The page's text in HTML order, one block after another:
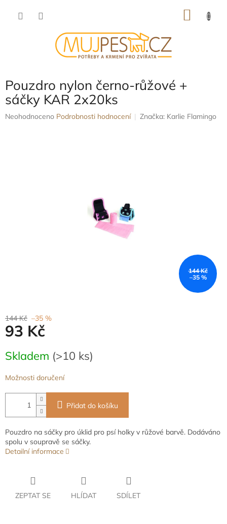
Pouzdro nylon černo-růžové +
sáčky KAR 2x20ks
Průměrné
Neohodnoceno Podrobnosti hodnocení Značka: Karlie Flamingo
144 Kč
–35 %
144 Kč –35 %
93 Kč
cena:
Skladem (>10 ks)
Možnosti doručení
Přidat do košíku
Pouzdro na sáčky pro úklid pro psí holky v růžové barvě. Dodáváno
spolu v soupravě se sáčky.
Detailní informace
ZEPTAT SE HLÍDAT SDÍLET